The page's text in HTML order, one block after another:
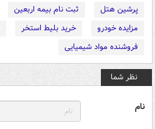
پرشین هتل
ثبت نام بیمه اربعین
مزایده خودرو
خرید بلیط استخر
فروشنده مواد شیمیایی
نظر شما
نام